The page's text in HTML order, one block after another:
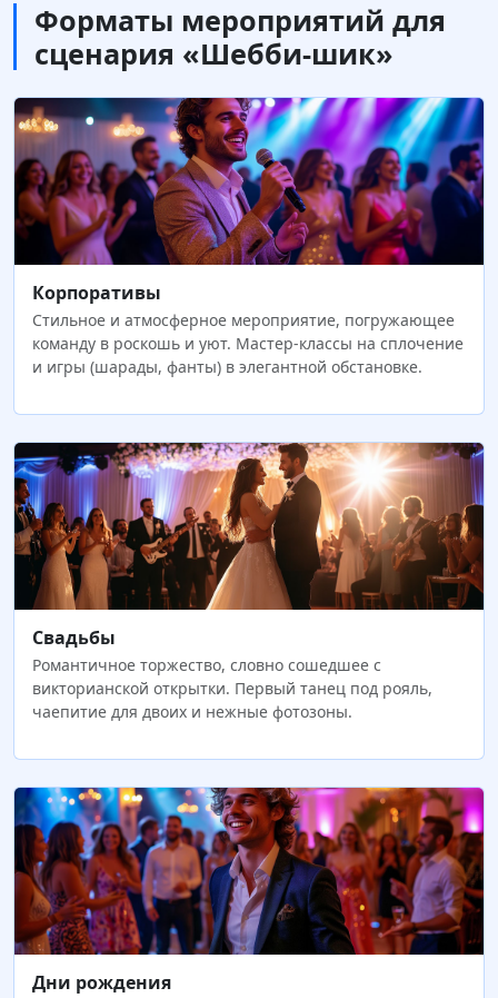
Форматы мероприятий для
сценария «Шебби-шик»
Корпоративы
Стильное и атмосферное мероприятие, погружающее
команду в роскошь и уют. Мастер-классы на сплочение
и игры (шарады, фанты) в элегантной обстановке.
Свадьбы
Романтичное торжество, словно сошедшее с
викторианской открытки. Первый танец под рояль,
чаепитие для двоих и нежные фотозоны.
Дни рождения